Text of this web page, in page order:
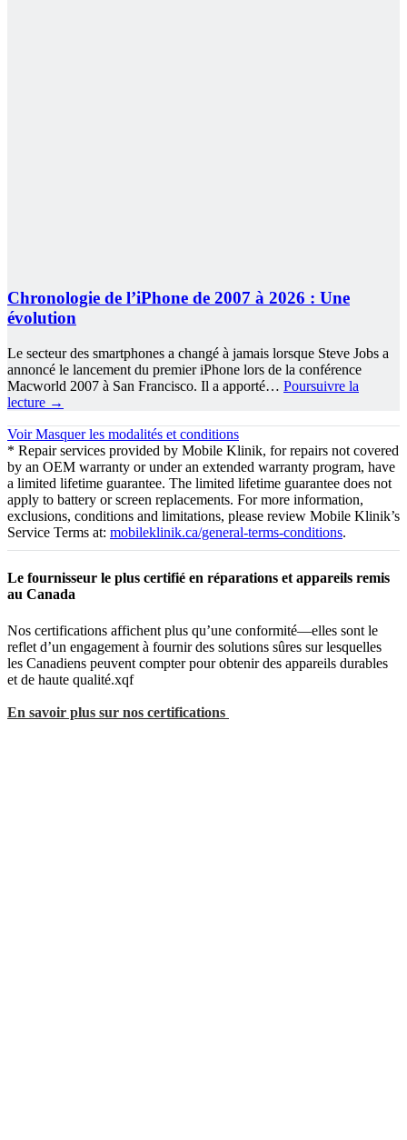
Chronologie de l’iPhone de 2007 à 2026 : Une
évolution
Le secteur des smartphones a changé à jamais lorsque Steve Jobs a
annoncé le lancement du premier iPhone lors de la conférence
Macworld 2007 à San Francisco. Il a apporté… Poursuivre la
lecture →
Voir Masquerles modalités et conditions
* Repair services provided by Mobile Klinik, for repairs not covered
by an OEM warranty or under an extended warranty program, have
a limited lifetime guarantee. The limited lifetime guarantee does not
apply to battery or screen replacements. For more information,
exclusions, conditions and limitations, please review Mobile Klinik’s
Service Terms at: mobileklinik.ca/general-terms-conditions.
Le fournisseur le plus certifié en réparations et appareils remis
au Canada
Nos certifications affichent plus qu’une conformité—elles sont le
reflet d’un engagement à fournir des solutions sûres sur lesquelles
les Canadiens peuvent compter pour obtenir des appareils durables
et de haute qualité.xqf
En savoir plus sur nos certifications